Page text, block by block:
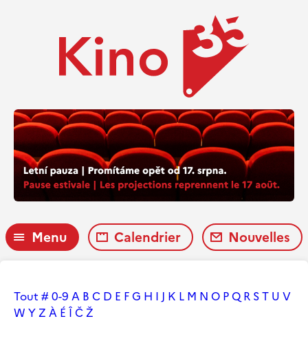
Menu Calendrier Nouvelles
Tout # 0-9 A B C D E FG H I J K L M N O PQ R ST U V
W YZ À É ÎČŽ